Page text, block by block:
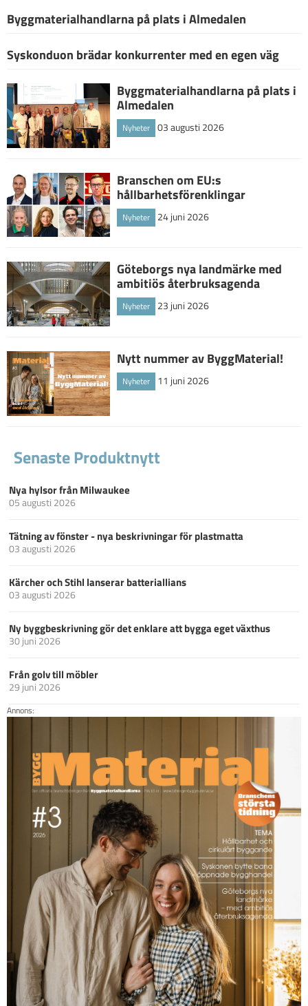
Byggmaterialhandlarna på plats i Almedalen
Syskonduon brädar konkurrenter med en egen väg
Byggmaterialhandlarna på plats i
Almedalen
Nyheter 03 augusti 2026
Branschen om EU:s
hållbarhetsförenklingar
Nyheter 24 juni 2026
Göteborgs nya landmärke med
ambitiös återbruksagenda
Nyheter 23 juni 2026
Nytt nummer av ByggMaterial!
Nyheter 11 juni 2026
Senaste Produktnytt
Nya hylsor från Milwaukee
05 augusti 2026
Tätning av fönster - nya beskrivningar för plastmatta
03 augusti 2026
Kärcher och Stihl lanserar batteriallians
03 augusti 2026
Ny byggbeskrivning gör det enklare att bygga eget växthus
30 juni 2026
Från golv till möbler
29 juni 2026
Annons: